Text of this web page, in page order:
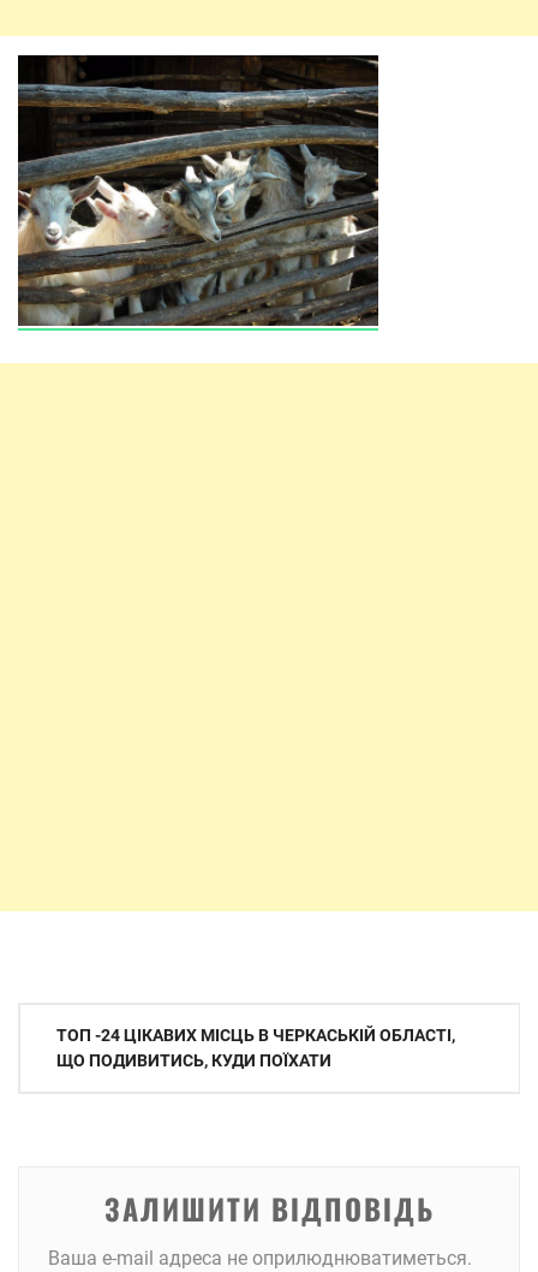
Навігація
записів
ТОП -24 ЦІКАВИХ МІСЦЬ В ЧЕРКАСЬКІЙ ОБЛАСТІ,
ЩО ПОДИВИТИСЬ, КУДИ ПОЇХАТИ
ЗАЛИШИТИ ВІДПОВІДЬ
Ваша e-mail адреса не оприлюднюватиметься.